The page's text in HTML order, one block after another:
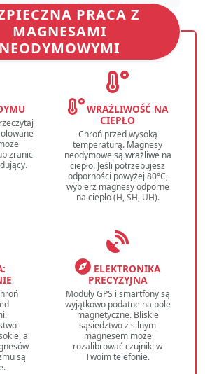
PRACA Z
MAGNESAMI
NEODYMOWYMI
zranić
WRAŻLIWOŚĆ NA
CIEPŁO
Chroń przed wysoką
temperaturą. Magnesy
neodymowe są wrażliwe na
ciepło. Jeśli potrzebujesz
odporności powyżej 80°C,
wybierz magnesy odporne
na ciepło (H, SH, UH).
a
są
ELEKTRONIKA
PRECYZYJNA
Moduły GPS i smartfony są
wyjątkowo podatne na pole
magnetyczne. Bliskie
sąsiedztwo z silnym
magnesem może
rozalibrować czujniki w
Twoim telefonie.